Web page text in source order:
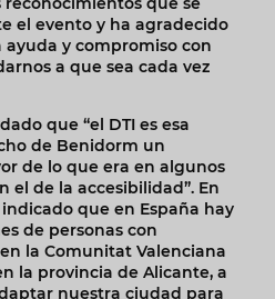
el evento y ha agradecido
ayuda y compromiso con
a que sea cada vez
que “el DTI es esa
de Benidorm un
de lo que era en algunos
el de la accesibilidad”. En
que en España hay
de personas con
la Comunitat Valenciana
la provincia de Alicante, a
nuestra ciudad para